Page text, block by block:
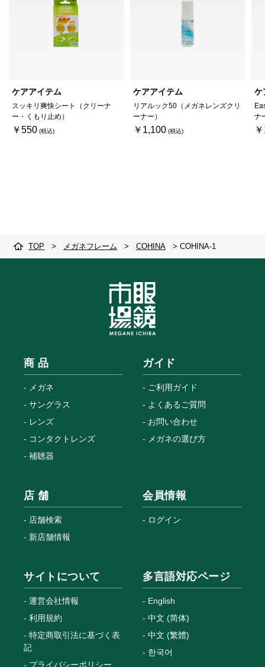
ケアアイテム
スッキリ爽快シート（クリーナ
ー・くもり止め）
￥550
ケアアイテム
リアルック50（メガネレンズクリ
ーナー）
￥1,100
ケ
ナ
TOP > メガネフレーム > COHINA > COHINA-1
商 品
メガネ
サングラス
レンズ
コンタクトレンズ
補聴器
ガイド
ご利用ガイド
よくあるご質問
お問い合わせ
メガネの選び方
店 舗
店舗検索
新店舗情報
会員情報
ログイン
サイトについて
運営会社情報
利用規約
特定商取引法に基づく表
記
プライバシーポリシー
多言語対応ページ
English
中文 (简体)
中文 (繁體)
한국어